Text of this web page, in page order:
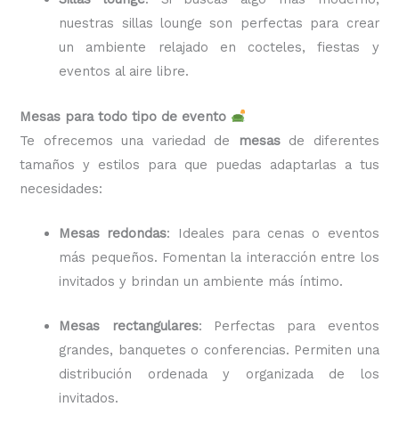
nuestras sillas lounge son perfectas para crear
un ambiente relajado en cocteles, fiestas y
eventos al aire libre.
Mesas para todo tipo de evento
Te ofrecemos una variedad de
mesasde diferentes
tamaños y estilos para que puedas adaptarlas a tus
necesidades:
Mesas redondas: Ideales para cenas o eventos
más pequeños. Fomentan la interacción entre los
invitados y brindan un ambiente más íntimo.
Mesas rectangulares: Perfectas para eventos
grandes, banquetes o conferencias. Permiten una
distribución ordenada y organizada de los
invitados.